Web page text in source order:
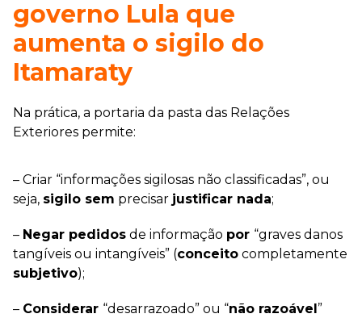
governo Lula que
aumenta o sigilo do
Itamaraty
Na prática, a portaria da pasta das Relações
Exteriores permite:
– Criar “informações sigilosas não classificadas”, ou
seja, sigilo sem precisar justificar nada;
– Negar pedidos de informação por “graves danos
tangíveis ou intangíveis” (conceito completamente
subjetivo);
– Considerar “desarrazoado” ou “não razoável ”